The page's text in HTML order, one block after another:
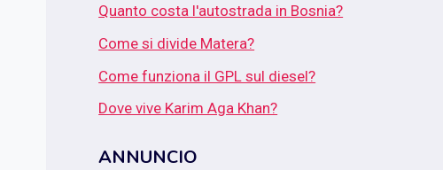
Quanto costa l'autostrada in Bosnia?
Come si divide Matera?
Come funziona il GPL sul diesel?
Dove vive Karim Aga Khan?
ANNUNCIO